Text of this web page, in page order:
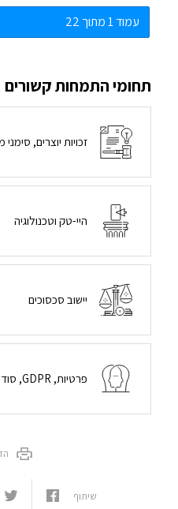
תחומי התמחות קשורים
זכויות יוצרים,
היי-טק וטכנולוגיה
יישוב סכסוכים
פרטיות, GDPR, סודיות והגנה על מוניטין
שיתוף